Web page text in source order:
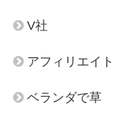
V社
アフィリエイト
ベランダで草